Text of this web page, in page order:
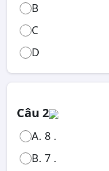
B
C
D
Câu 2
A. 8 .
B. 7 .